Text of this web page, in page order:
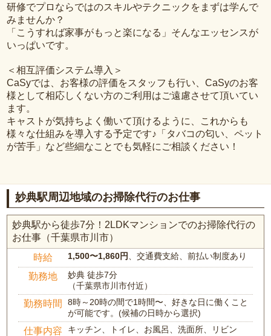
研修でプロならではのスキルやテクニックをまずは学んで
みませんか？
「こうすれば家事がもっと楽になる」そんなエッセンスが
いっぱいです。
＜相互評価システム導入＞
CaSyでは、お客様の評価をスタッフも行い、CaSyのお客
様として相応しくない方のご利用はご遠慮させて頂いてい
ます。
キャストが気持ちよく働いて頂けるように、これからも
様々な仕組みを導入する予定です♪「タバコの匂い、ペット
が苦手」など些細なことでも気軽にご相談ください！
妙典駅周辺地域のお掃除代行のお仕事
妙典駅から徒歩7分！2LDKマンションでのお掃除代行の
お仕事（千葉県市川市）
時給 1,500〜1,860円、交通費支給、前払い制度あり
勤務地
妙典 徒歩7分
（千葉県市川市付近）
勤務時間
8時～20時の間で1時間〜、好きな日に働くこと
が可能です。(候補の日時から選択)
仕事内容
キッチン、トイレ、お風呂、洗面所、リビン